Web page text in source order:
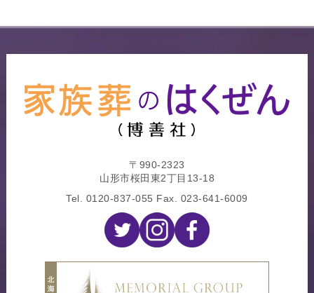
〒990-2323
山形市桜田東2丁目13-18
Tel. 0120-837-055 Fax. 023-641-6009